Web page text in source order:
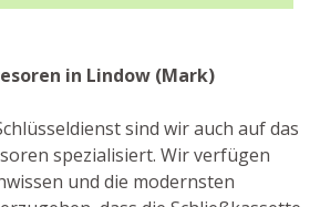
in Lindow (Mark)
sind wir auch auf das
spezialisiert. Wir verfügen
und die modernsten